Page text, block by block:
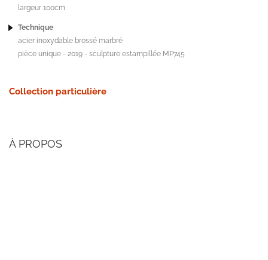
largeur 100cm
Technique
acier inoxydable brossé marbré
pièce unique - 2019 - sculpture estampillée MP745
Collection particulière
À PROPOS